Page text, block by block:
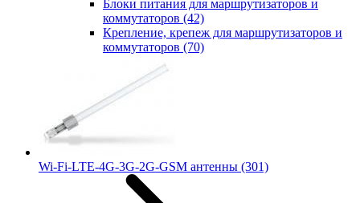
Блоки питания для маршрутизаторов и
коммутаторов (42)
Крепление, крепеж для маршрутизаторов и
коммутаторов (70)
Wi-Fi-LTE-4G-3G-2G-GSM антенны (301)